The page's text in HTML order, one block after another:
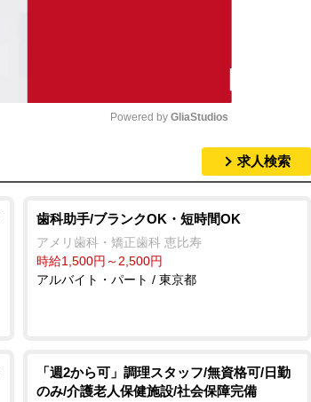
t
e
Powered by GliaStudios
求人検索
歯科助手/ブランクOK・短時間OK
アメリ歯科・矯正歯科 恵比寿
時給1,500円～2,500円
アルバイト・パート / 東京都
「週2から可」調理スタッフ/無資格可/日勤
のみ/介護老人保健施設/社会保障完備